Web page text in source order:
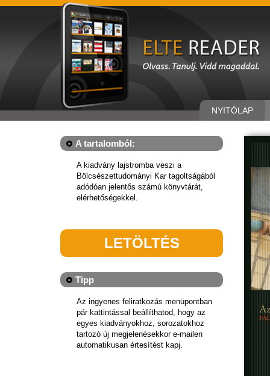
NYITÓLAP
A tartalomból:
A kiadvány lajstromba veszi a
Bölcsészettudományi Kar tagoltságából
adódóan jelentős számú könyvtárát,
elérhetőségekkel.
LETÖLTÉS
Tipp
Az ingyenes feliratkozás menüpontban
pár kattintással beállíthatod, hogy az
egyes kiadványokhoz, sorozatokhoz
tartozó új megjelenésekkor e-mailen
automatikusan értesítést kapj.